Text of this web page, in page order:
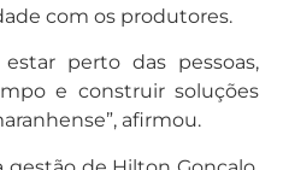
com os produtores.
perto das pessoas,
e construir soluções
afirmou.